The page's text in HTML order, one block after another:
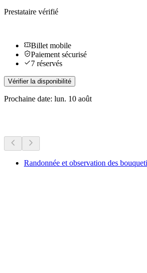
Prestataire vérifié
Billet mobile
Paiement sécurisé
7 réservés
Vérifier la disponibilité
Prochaine date: lun. 10 août
Randonnée et observation des